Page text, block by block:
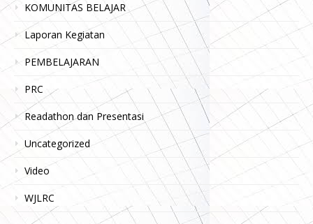
KOMUNITAS BELAJAR
Laporan Kegiatan
PEMBELAJARAN
PRC
Readathon dan Presentasi
Uncategorized
Video
WJLRC